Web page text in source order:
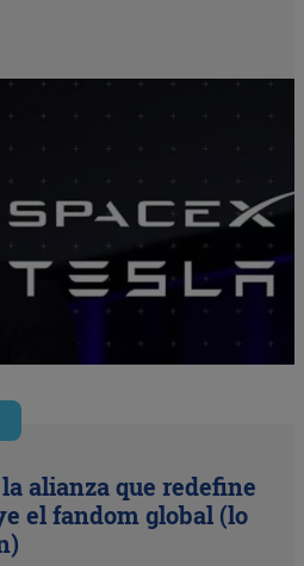
alianza que redefine
el fandom global (lo